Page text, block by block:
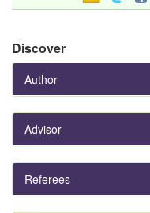
Discover
Author
Advisor
Referees